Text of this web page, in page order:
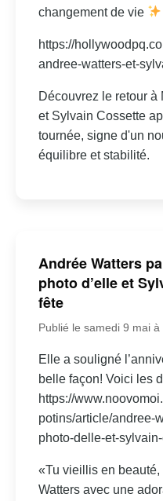
changement de vie
https://
andree-watters-et-
Découvrez le retour à
et Sylvain Cossette
tournée, signe d'un
équilibre et stabilité.
Andrée Watters
photo d’elle et
fête
Publié le samedi 9 mai à
Elle a souligné
belle façon! Voici les
https://
potins/article/andree-
photo-delle-et-
«Tu vieillis en
Watters avec une